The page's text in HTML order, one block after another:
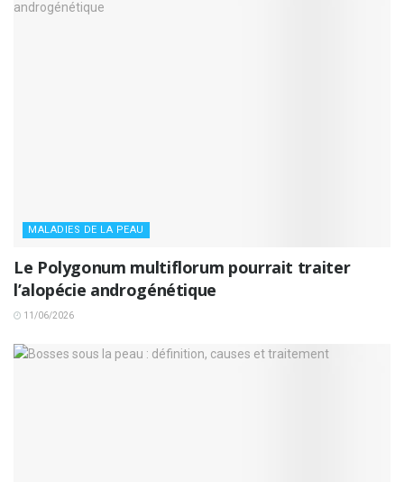
MALADIES DE LA PEAU
Le Polygonum multiflorum pourrait traiter
l’alopécie androgénétique
11/06/2026